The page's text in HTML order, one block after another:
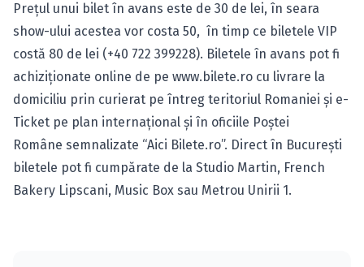
Preţul unui bilet în avans este de 30 de lei, în seara
show-ului acestea vor costa 50, în timp ce biletele VIP
costă 80 de lei (+40 722 399228). Biletele în avans pot fi
achiziţionate online de pe www.bilete.ro cu livrare la
domiciliu prin curierat pe întreg teritoriul Romaniei şi e-
Ticket pe plan internaţional şi în oficiile Poştei
Române semnalizate “Aici Bilete.ro”. Direct în Bucureşti
biletele pot fi cumpărate de la Studio Martin, French
Bakery Lipscani, Music Box sau Metrou Unirii 1.